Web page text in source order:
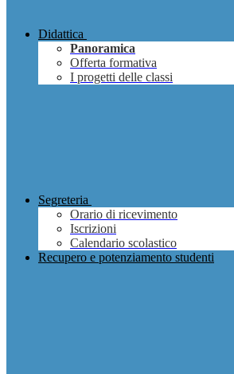
Didattica
Panoramica
Offerta formativa
I progetti delle classi
Segreteria
Orario di ricevimento
Iscrizioni
Calendario scolastico
Recupero e potenziamento studenti